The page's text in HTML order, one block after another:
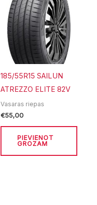
185/55R15 SAILUN
ATREZZO ELITE 82V
Vasaras riepas
€55,00
PIEVIENOT
GROZAM